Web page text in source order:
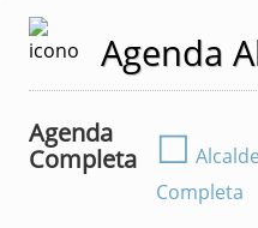
Agenda
Agenda
Completa
☐
Completa